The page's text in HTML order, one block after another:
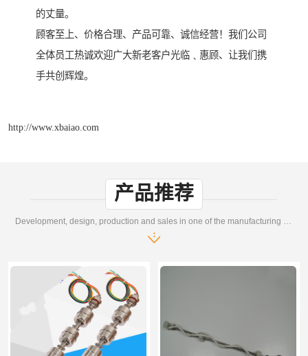
的丈量。
顾客至上、价格合理、产品可靠、诚信经营！我们公司
全体员工热诚欢迎广大新老客户光临﹑惠顾、让我们携
手共创辉煌。
http://www.xbaiao.com
产品推荐